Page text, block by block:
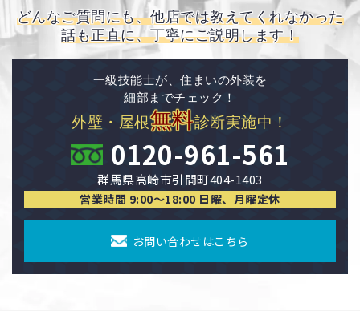
どんなご質問にも、他店では教えてくれなかった
話も正直に、丁寧にご説明します！
一級技能士が、住まいの外装を
細部までチェック！
外壁・屋根無料診断実施中！
0120-961-561
群馬県高崎市引間町404-1403
営業時間 9:00〜18:00 日曜、月曜定休
お問い合わせはこちら